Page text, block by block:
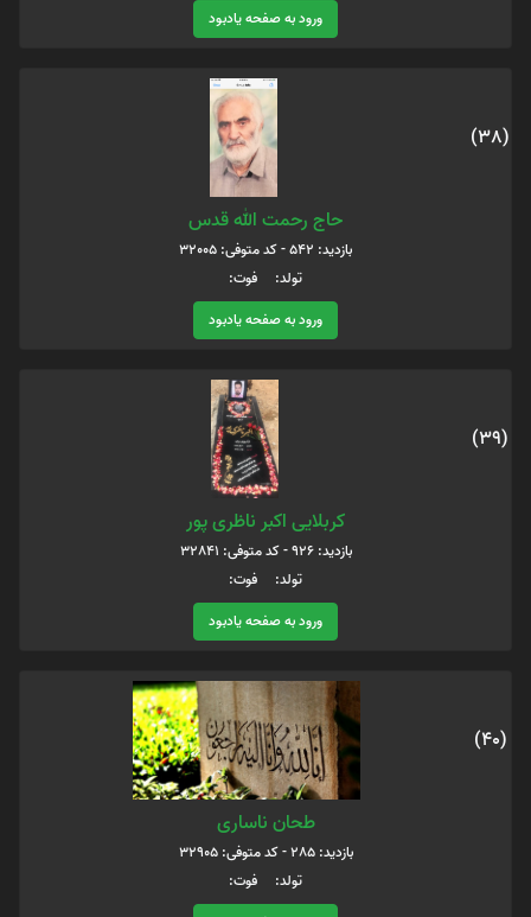
ورود به صفحه یادبود
(38)
حاج رحمت الله قدس
بازدید: 542 - کد متوفی: 32005
تولد: فوت:
ورود به صفحه یادبود
(39)
کربلایی اکبر ناظری پور
بازدید: 926 - کد متوفی: 32841
تولد: فوت:
ورود به صفحه یادبود
(40)
طحان ناساری
بازدید: 285 - کد متوفی: 32905
تولد: فوت: